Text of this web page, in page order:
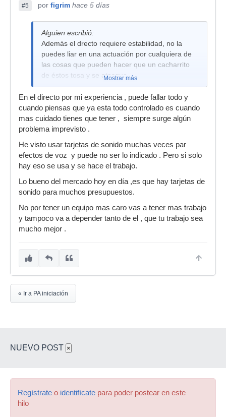
#5 por figrim hace 5 días
Alguien escribió:
Además el drecto requiere estabilidad, no la
puedes liar en una actuación por cualquiera de
las cosas que pueden hacer que un cacharrito
de éstos tosa y se atasque.
Mostrar más
En el directo por mi experiencia , puede fallar todo y
cuando piensas que ya esta todo controlado es cuando
mas cuidado tienes que tener , siempre surge algún
problema imprevisto .
He visto usar tarjetas de sonido muchas veces par
efectos de voz y puede no ser lo indicado . Pero si solo
hay eso se usa y se hace el trabajo.
Lo bueno del mercado hoy en día ,es que hay tarjetas de
sonido para muchos presupuestos.
No por tener un equipo mas caro vas a tener mas trabajo
y tampoco va a depender tanto de el , que tu trabajo sea
mucho mejor .
« Ir a PA iniciación
NUEVO POST ×
Regístrate o identifícate para poder postear en este
hilo